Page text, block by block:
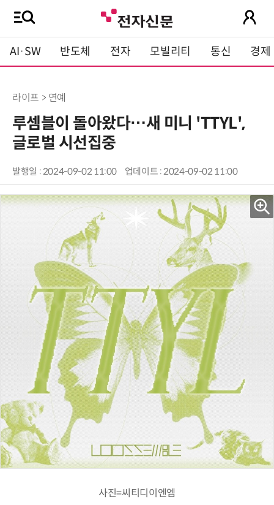
AI·SW 반도체 전자 모빌리티 통신 경제
라이프 > 연예
루셈블이 돌아왔다…새 미니 'TTYL',
글로벌 시선집중
발행일 : 2024-09-02 11:00 업데이트 : 2024-09-02 11:00
사진=씨티디이엔엠